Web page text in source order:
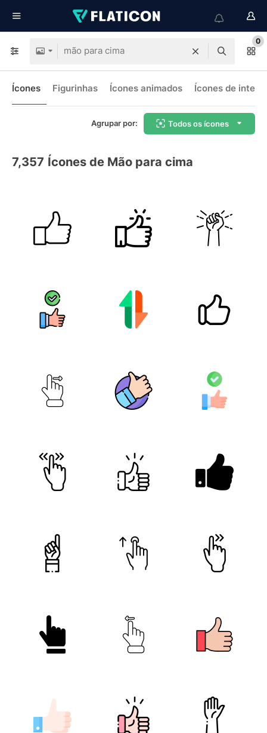
0
Ícones Figurinhas Ícones animados Ícones de
Agrupar por: Todos os ícones
7,357 Ícones de Mão para cima